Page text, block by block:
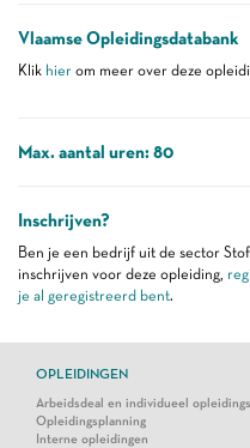
Vlaamse Opleidingsdatabank
Klik hier om meer over deze
Max. aantal uren: 80
Inschrijven?
Ben je een bedrijf uit de sector
inschrijven voor deze opleiding,
je al geregistreerd bent.
OPLEIDINGEN
Arbeidsdeal en individueel
Opleidingsplanning
Interne opleidingen